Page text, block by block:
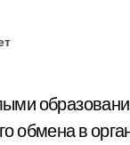
обмена в